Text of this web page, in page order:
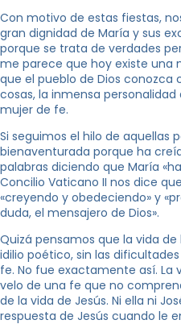
Con motivo de estas fiestas,
gran dignidad de María y sus
porque se trata de verdades
me parece que hoy existe una
que el pueblo de Dios conozca
cosas, la inmensa
mujer de fe.
Si seguimos el hilo de aquellas
bienaventurada porque ha
palabras diciendo que María
Concilio Vaticano II nos dice
«creyendo y obedeciendo» y
duda, el mensajero de Dios».
Quizá pensamos que la vida
idilio poético, sin las
fe. No fue exactamente así. La
velo de una fe que no
de la vida de Jesús. Ni ella ni
respuesta de Jesús cuando le